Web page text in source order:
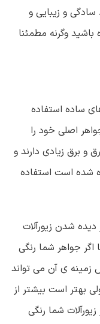
و زیبایی و
وگرنه مطمئنا
ساده استفاده
اصلی خود را
و برق زیادی دارند و
شده است استفاده
شدن زیورآلات
جواهر شما رنگی
زمینه ی آن می تواند
بهتر است بیشتر از
شما رنگی